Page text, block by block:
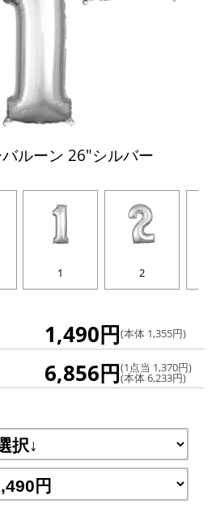
ルーン 26"シルバー
1 2
1,490円(本体 1,355円)
6,856円(1点当 1,370円)
(本体 6,233円)